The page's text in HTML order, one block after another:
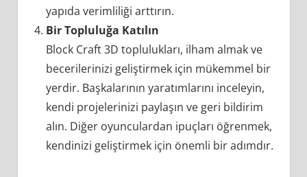
yapıda verimliliği arttırın.
Bir Topluluğa Katılın
Block Craft 3D toplulukları, ilham almak ve
becerilerinizi geliştirmek için mükemmel bir
yerdir. Başkalarının yaratımlarını inceleyin,
kendi projelerinizi paylaşın ve geri bildirim
alın. Diğer oyunculardan ipuçları öğrenmek,
kendinizi geliştirmek için önemli bir adımdır.